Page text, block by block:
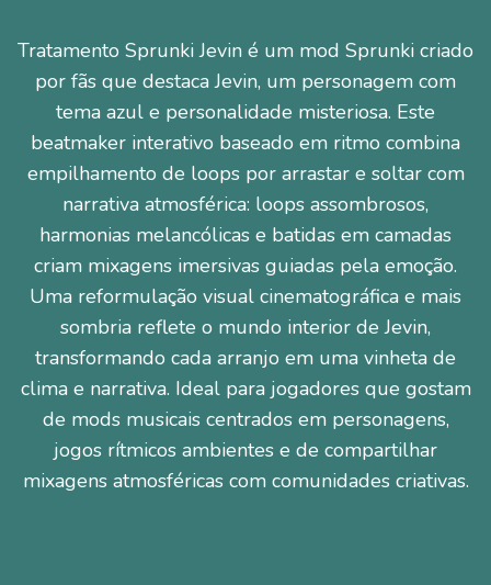
Tratamento Sprunki Jevin é um mod Sprunki criado
por fãs que destaca Jevin, um personagem com
tema azul e personalidade misteriosa. Este
beatmaker interativo baseado em ritmo combina
empilhamento de loops por arrastar e soltar com
narrativa atmosférica: loops assombrosos,
harmonias melancólicas e batidas em camadas
criam mixagens imersivas guiadas pela emoção.
Uma reformulação visual cinematográfica e mais
sombria reflete o mundo interior de Jevin,
transformando cada arranjo em uma vinheta de
clima e narrativa. Ideal para jogadores que gostam
de mods musicais centrados em personagens,
jogos rítmicos ambientes e de compartilhar
mixagens atmosféricas com comunidades criativas.